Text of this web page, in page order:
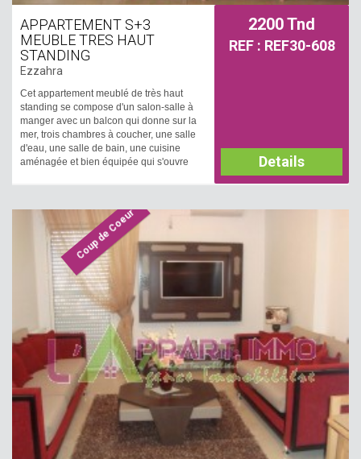
APPARTEMENT S+3
MEUBLE TRES HAUT
STANDING
Ezzahra
Cet appartement meublé de très haut
standing se compose d'un salon-salle à
manger avec un balcon qui donne sur la
mer, trois chambres à coucher, une salle
d'eau, une salle de bain, une cuisine
aménagée et bien équipée qui s'ouvre
2200 Tnd
REF : REF30-608
Details
Coup de Coeur